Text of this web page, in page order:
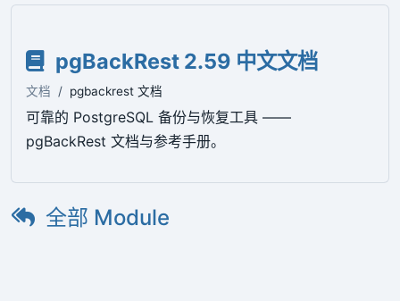
pgBackRest 2.59 中文文档
文档 pgbackrest 文档
可靠的 PostgreSQL 备份与恢复工具 ——
pgBackRest 文档与参考手册。
全部 Module